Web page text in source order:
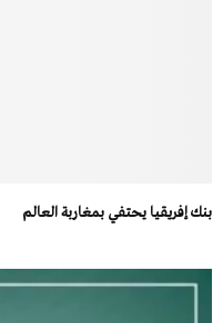
بنك إفريقيا يحتفي بمغاربة العالم